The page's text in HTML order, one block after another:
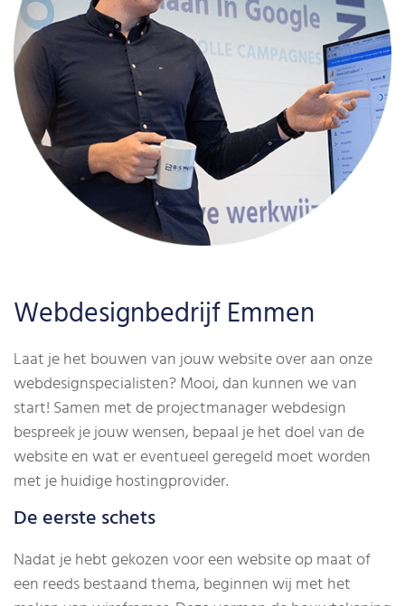
Webdesignbedrijf Emmen
Laat je het bouwen van jouw website over aan onze
webdesignspecialisten? Mooi, dan kunnen we van
start! Samen met de projectmanager webdesign
bespreek je jouw wensen, bepaal je het doel van de
website en wat er eventueel geregeld moet worden
met je huidige hostingprovider.
De eerste schets
Nadat je hebt gekozen voor een website op maat of
een reeds bestaand thema, beginnen wij met het